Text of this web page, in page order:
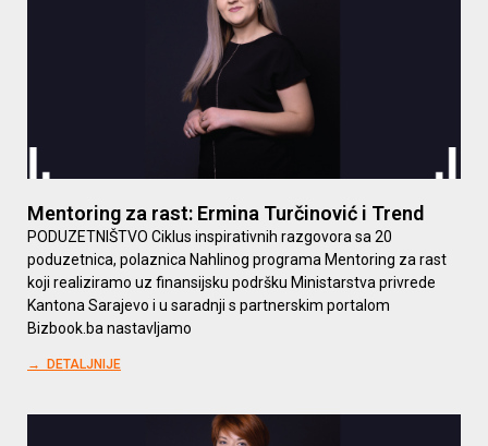
Mentoring za rast: Ermina Turčinović i Trend
PODUZETNIŠTVO Ciklus inspirativnih razgovora sa 20
poduzetnica, polaznica Nahlinog programa Mentoring za rast
koji realiziramo uz finansijsku podršku Ministarstva privrede
Kantona Sarajevo i u saradnji s partnerskim portalom
Bizbook.ba nastavljamo
→ DETALJNIJE